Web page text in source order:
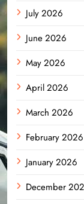
July 2026
June 2026
May 2026
April 2026
March 2026
February 2026
January 2026
December